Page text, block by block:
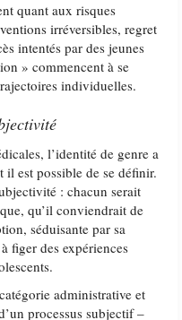
quant aux risques
irréversibles, regret
intentés par des jeunes
» commencent à se
individuelles.
l’identité de genre a
est possible de se définir.
: chacun serait
qu’il conviendrait de
séduisante par sa
figer des expériences
administrative et
processus subjectif –